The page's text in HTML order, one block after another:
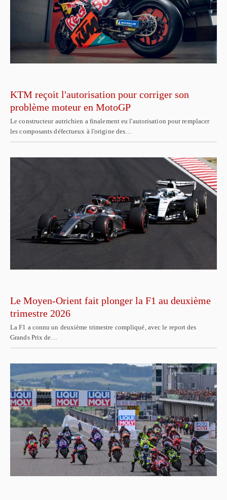
KTM reçoit l'autorisation pour corriger son
problème moteur en MotoGP
Le constructeur autrichien a finalement eu l'autorisation pour remplacer
les composants défectueux à l'origine des…
Le Moyen-Orient fait plonger la F1 au deuxième
trimestre 2026
La F1 a connu un deuxième trimestre compliqué, avec le report des
Grands Prix de…